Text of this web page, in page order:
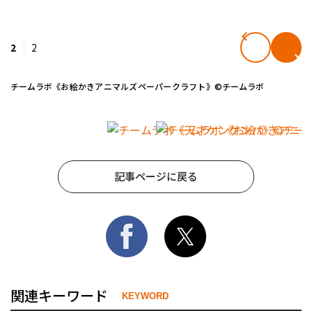
2 2
チームラボ《お絵かきアニマルズペーパークラフト》©チームラボ
記事ページに戻る
関連キーワード KEYWORD